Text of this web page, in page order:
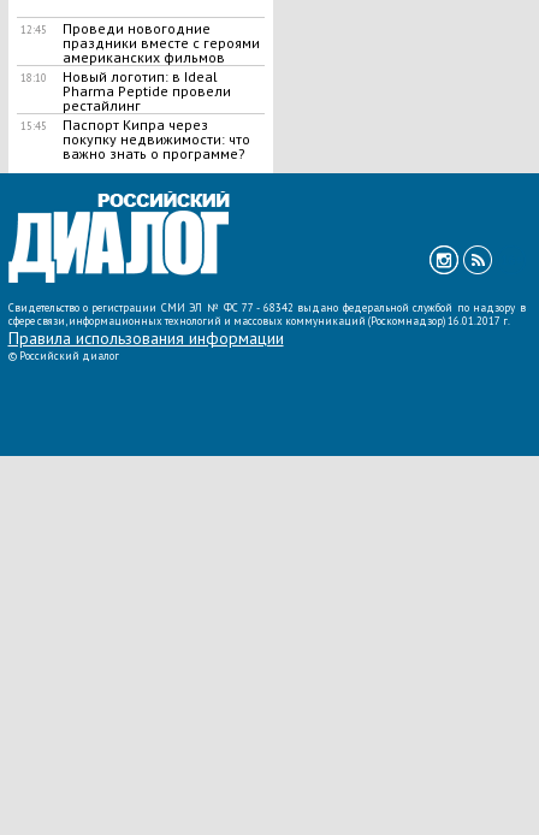
12:45
Проведи новогодние
праздники вместе с героями
американских фильмов
18:10
Новый логотип: в Ideal
Pharma Peptide провели
рестайлинг
15:45
Паспорт Кипра через
покупку недвижимости: что
важно знать о программе?
Свидетельство о регистрации СМИ ЭЛ № ФС 77 - 68342 выдано федеральной службой по надзору в
сфере связи, информационных технологий и массовых коммуникаций (Роскомнадзор) 16.01.2017 г.
Правила использования информации
© Российский диалог